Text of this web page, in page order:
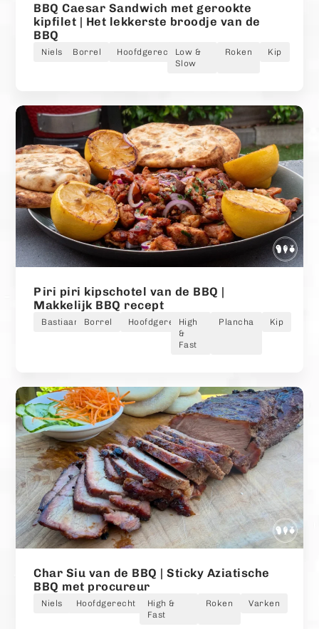
BBQ Caesar Sandwich met gerookte
kipfilet | Het lekkerste broodje van de
BBQ
Niels Borrel HoofdgerechtLow &
Slow
Roken Kip
Piri piri kipschotel van de BBQ |
Makkelijk BBQ recept
Bastiaan Borrel HoofdgerechtHigh
&
Fast
Plancha Kip
Char Siu van de BBQ | Sticky Aziatische
BBQ met procureur
Niels Hoofdgerecht
High &
Fast
Roken Varken